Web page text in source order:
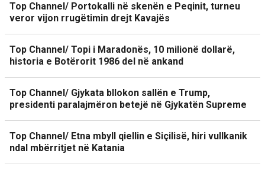
Top Channel/ Portokalli në skenën e Peqinit, turneu
veror vijon rrugëtimin drejt Kavajës
Top Channel/ Topi i Maradonës, 10 milionë dollarë,
historia e Botërorit 1986 del në ankand
Top Channel/ Gjykata bllokon sallën e Trump,
presidenti paralajmëron betejë në Gjykatën Supreme
Top Channel/ Etna mbyll qiellin e Siçilisë, hiri vullkanik
ndal mbërritjet në Katania